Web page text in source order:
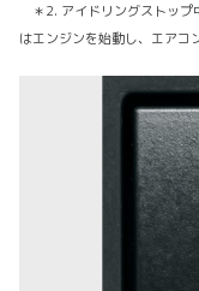
＊2. アイドリングストップ
はエンジンを始動し、エアコ